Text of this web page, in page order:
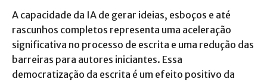
A capacidade da IA de gerar ideias, esboços e até
rascunhos completos representa uma aceleração
significativa no processo de escrita e uma redução das
barreiras para autores iniciantes. Essa
democratização da escrita é um efeito positivo da